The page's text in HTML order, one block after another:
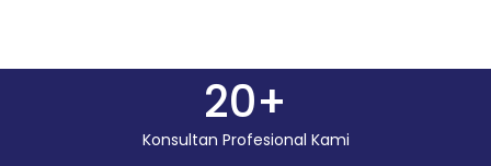
Konsultan Profesional Kami
20+